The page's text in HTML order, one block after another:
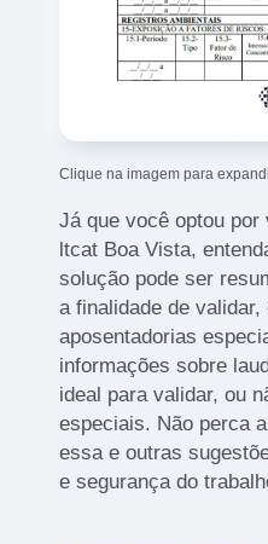
Clique na imagem para
Já que você optou
ltcat Boa Vista,
solução pode ser
a finalidade de validar,
aposentadorias
informações sobre
ideal para validar, ou
especiais. Não perca
essa e outras
e segurança do